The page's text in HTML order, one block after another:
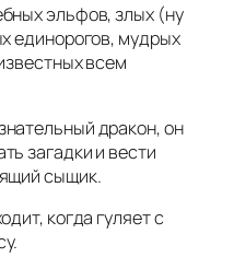
эльфов, злых (ну
единорогов, мудрых
всем
дракон, он
загадки и вести
сыщик.
когда гуляет с